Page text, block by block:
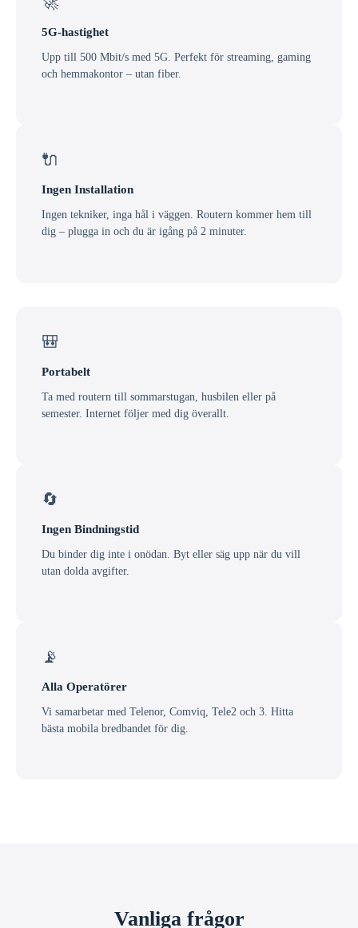
5G-hastighet
Upp till 500 Mbit/s med 5G. Perfekt för streaming, gaming
och hemmakontor – utan fiber.
🔌
Ingen Installation
Ingen tekniker, inga hål i väggen. Routern kommer hem till
dig – plugga in och du är igång på 2 minuter.
🎒
Portabelt
Ta med routern till sommarstugan, husbilen eller på
semester. Internet följer med dig överallt.
🔄
Ingen Bindningstid
Du binder dig inte i onödan. Byt eller säg upp när du vill
utan dolda avgifter.
📡
Alla Operatörer
Vi samarbetar med Telenor, Comviq, Tele2 och 3. Hitta
bästa mobila bredbandet för dig.
Vanliga frågor